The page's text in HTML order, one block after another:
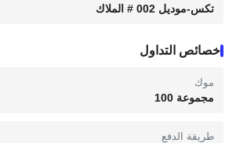
تكس-موديل 002 # الملاك
خصائص التداول
موك
مجموعة 100
طريقة الدفع